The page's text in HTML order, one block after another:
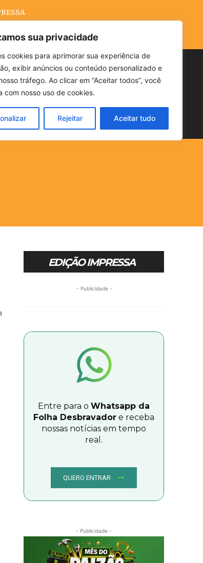
sua privacidade
cookies para aprimorar sua experiência de
exibir anúncios ou conteúdo personalizado e
tráfego. Ao clicar em “Aceitar todos”, você
com nosso uso de cookies.
Rejeitar Aceitar tudo
Buscar
CLIMA ECONOMIA
EDIÇÃO IMPRESSA
- Publicidade -
Entre para o Whatsapp da
Folha Desbravador e receba
nossas notícias em tempo
real.
QUERO ENTRAR
- Publicidade -